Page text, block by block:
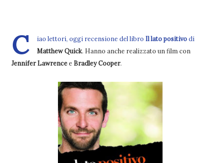
C iao lettori, oggi recensione del libro Il lato positivodi
Matthew Quick. Hanno anche realizzato un film con
Jennifer Lawrencee Bradley Cooper.